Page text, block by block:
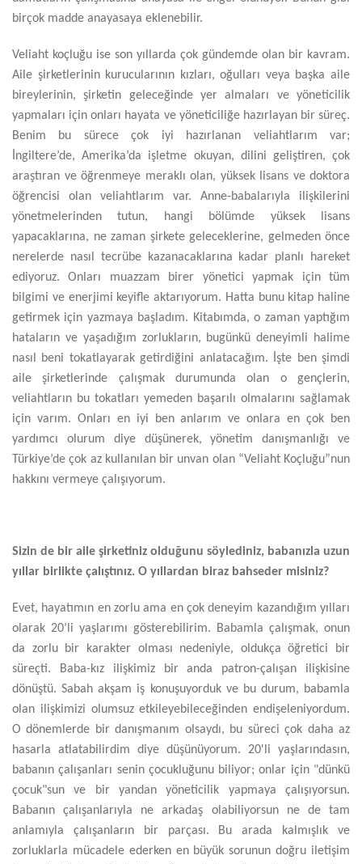
birçok madde anayasaya eklenebilir.
Veliaht koçluğu ise son yıllarda çok gündemde olan bir kavram.
Aile şirketlerinin kurucularının kızları, oğulları veya başka aile
bireylerinin, şirketin geleceğinde yer almaları ve yöneticilik
yapmaları için onları hayata ve yöneticiliğe hazırlayan bir süreç.
Benim bu sürece çok iyi hazırlanan veliahtlarım var;
İngiltere’de, Amerika’da işletme okuyan, dilini geliştiren, çok
araştıran ve öğrenmeye meraklı olan, yüksek lisans ve doktora
öğrencisi olan veliahtlarım var. Anne-babalarıyla ilişkilerini
yönetmelerinden tutun, hangi bölümde yüksek lisans
yapacaklarına, ne zaman şirkete geleceklerine, gelmeden önce
nerelerde nasıl tecrübe kazanacaklarına kadar planlı hareket
ediyoruz. Onları muazzam birer yönetici yapmak için tüm
bilgimi ve enerjimi keyifle aktarıyorum. Hatta bunu kitap haline
getirmek için yazmaya başladım. Kitabımda, o zaman yaptığım
hataların ve yaşadığım zorlukların, bugünkü deneyimli halime
nasıl beni tokatlayarak getirdiğini anlatacağım. İşte ben şimdi
aile şirketlerinde çalışmak durumunda olan o gençlerin,
veliahtların bu tokatları yemeden başarılı olmalarını sağlamak
için varım. Onları en iyi ben anlarım ve onlara en çok ben
yardımcı olurum diye düşünerek, yönetim danışmanlığı ve
Türkiye’de çok az kullanılan bir unvan olan “Veliaht Koçluğu”nun
hakkını vermeye çalışıyorum.
Sizin de bir aile şirketiniz olduğunu söylediniz, babanızla uzun
yıllar birlikte çalıştınız. O yıllardan biraz bahseder misiniz?
Evet, hayatımın en zorlu ama en çok deneyim kazandığım yılları
olarak 20’li yaşlarımı gösterebilirim. Babamla çalışmak, onun
da zorlu bir karakter olması nedeniyle, oldukça öğretici bir
süreçti. Baba-kız ilişkimiz bir anda patron-çalışan ilişkisine
dönüştü. Sabah akşam iş konuşuyorduk ve bu durum, babamla
olan ilişkimizi olumsuz etkileyebileceğinden endişeleniyordum.
O dönemlerde bir danışmanım olsaydı, bu süreci çok daha az
hasarla atlatabilirdim diye düşünüyorum. 20'li yaşlarındasın,
babanın çalışanları senin çocukluğunu biliyor; onlar için "dünkü
çocuk"sun ve bir yandan yöneticilik yapmaya çalışıyorsun.
Babanın çalışanlarıyla ne arkadaş olabiliyorsun ne de tam
anlamıyla çalışanların bir parçası. Bu arada kalmışlık ve
zorluklarla mücadele ederken en büyük sorunun doğru iletişim